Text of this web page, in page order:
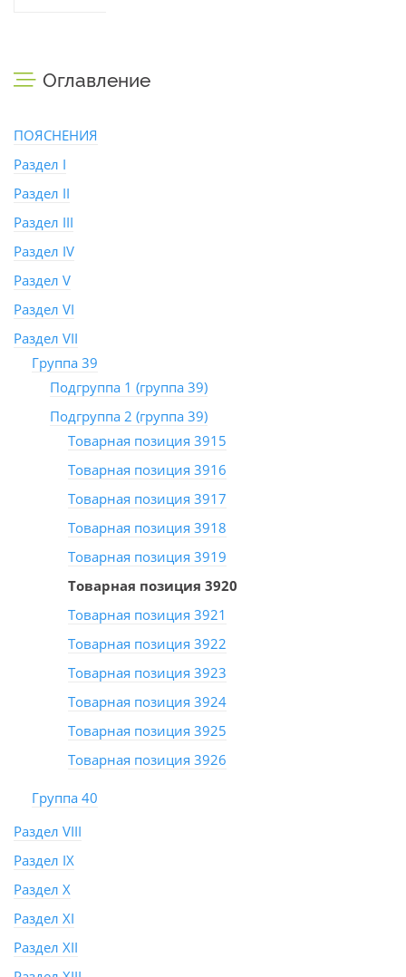
Оглавление
ПОЯСНЕНИЯ
Раздел I
Раздел II
Раздел III
Раздел IV
Раздел V
Раздел VI
Раздел VII
Группа 39
Подгруппа 1 (группа 39)
Подгруппа 2 (группа 39)
Товарная позиция 3915
Товарная позиция 3916
Товарная позиция 3917
Товарная позиция 3918
Товарная позиция 3919
Товарная позиция 3920
Товарная позиция 3921
Товарная позиция 3922
Товарная позиция 3923
Товарная позиция 3924
Товарная позиция 3925
Товарная позиция 3926
Группа 40
Раздел VIII
Раздел IX
Раздел X
Раздел XI
Раздел XII